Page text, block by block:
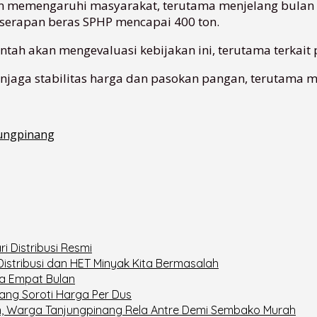
masyarakat, terutama menjelang
beras SPHP mencapai 400 ton.
akan mengevaluasi kebijakan ini, terutama
stabilitas harga dan pasokan pangan, terutama
Distribusi Resmi
dan HET Minyak Kita Bermasalah
Empat Bulan
Soroti Harga Per Dus
Tanjungpinang Rela Antre Demi Sembako Murah